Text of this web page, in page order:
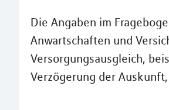
Die Angaben im
Anwartschaften und
Versorgungsausgleich,
Verzögerung der